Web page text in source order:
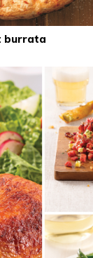
burrata